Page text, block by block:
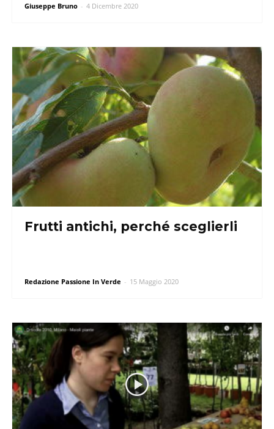
Giuseppe Bruno - 4 Dicembre 2020
Frutti antichi, perché sceglierli
Redazione Passione In Verde - 15 Maggio 2020